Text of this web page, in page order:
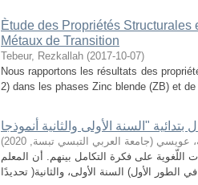
Ѐtude des Propriétés
Métaux de Transition
Tebeur, Rezkallah (2017-10-07)
Nous rapportons les résultats des
2) dans les phases Zinc blende (ZB) et
عويسي (جامعة العربي التبسي تبسة,
2020
)
اللّغوية على فكرة التكامل بينهم. أن المعلم